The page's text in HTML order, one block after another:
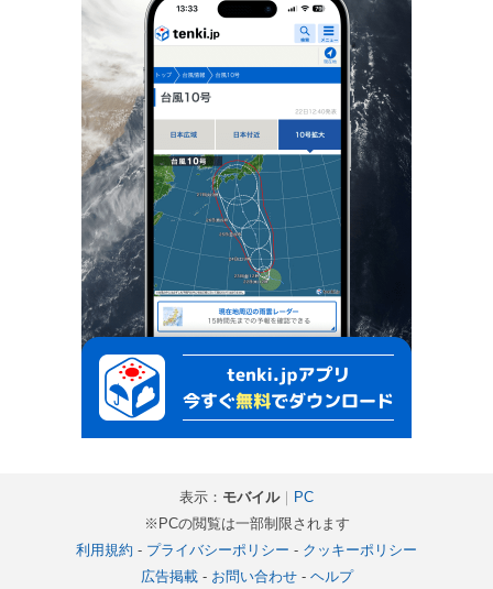
表示： モバイル｜ PC
※PCの閲覧は一部制限されます
利用規約 - プライバシーポリシー - クッキーポリシー
広告掲載- お問い合わせ- ヘルプ